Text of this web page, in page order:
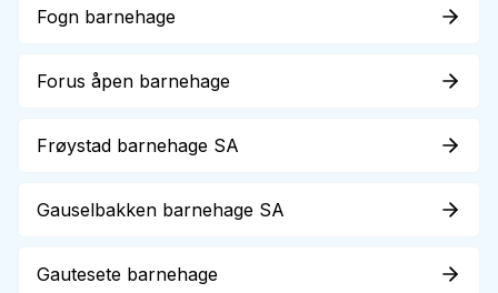
Fogn barnehage
Forus åpen barnehage
Frøystad barnehage SA
Gauselbakken barnehage SA
Gautesete barnehage